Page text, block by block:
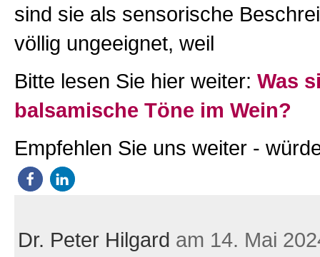
sind sie als sensorische
völlig ungeeignet, weil
Bitte lesen Sie hier weiter: Was
balsamische Töne im Wein?
Empfehlen Sie uns weiter -
Dr. Peter Hilgard am 14. Mai